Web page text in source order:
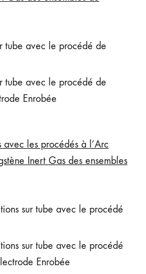
tube avec le procédé de
tube avec le procédé de
Enrobée
avec les procédés à l’Arc
Inert Gas des ensembles
sur tube avec le procédé
sur tube avec le procédé
Enrobée